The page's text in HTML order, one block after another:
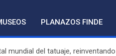
PLANAZOS FINDE
mundial del tatuaje,